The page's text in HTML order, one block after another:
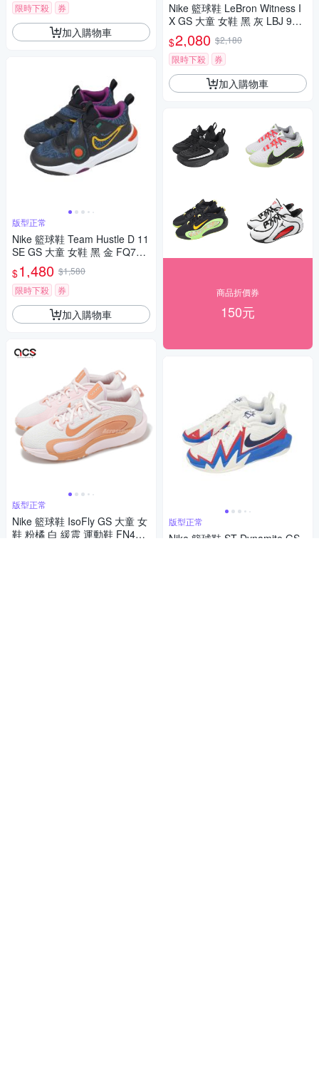
限時下殺
券
加入購物車
版型正常
Nike 籃球鞋 Team Hustle D 11
SE GS 大童 女鞋 黑 金 FQ737
5-001
$1,480 $1,580
限時下殺
券
加入購物車
版型正常
Nike 籃球鞋 IsoFly GS 大童 女
鞋 粉橘 白 緩震 運動鞋 FN438
Nike 籃球鞋 LeBron Witness I
X GS 大童 女鞋 黑 灰 LBJ 9代
HV2270-004
$2,080 $2,180
限時下殺
券
加入購物車
商品折價券
150元
版型正常
Nike 籃球鞋 ST Dynamite GS